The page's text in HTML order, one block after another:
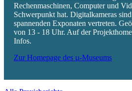
Rechenmaschinen, Computer und
Schwerpunkt hat. Digitalkameras
spannenden Exponaten vertreten.
von 13 - 18 Uhr. Auf der
Infos.
Zur Homepage des µ-Museums